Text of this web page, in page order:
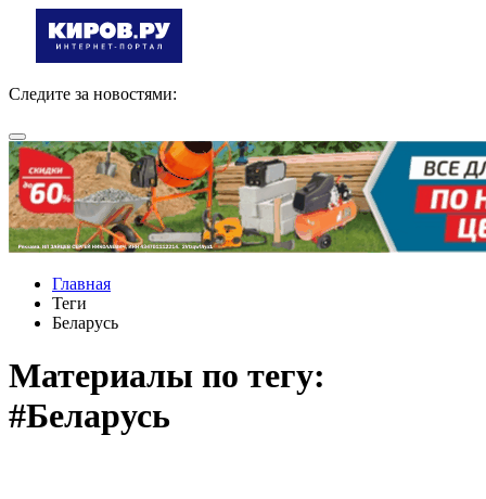
Следите за новостями:
Главная
Теги
Беларусь
Материалы по тегу:
#Беларусь